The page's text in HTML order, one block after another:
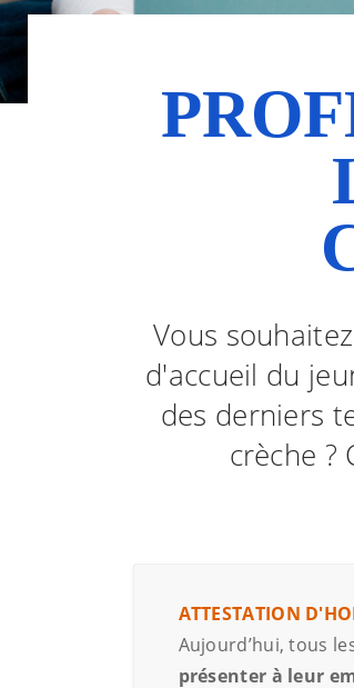
Vous
d'accueil du
des derniers
crèche ?
ATTESTATION
Aujourd’hui, tous
présenter à leur